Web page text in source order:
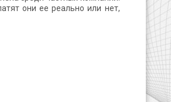
они ее реально или нет,